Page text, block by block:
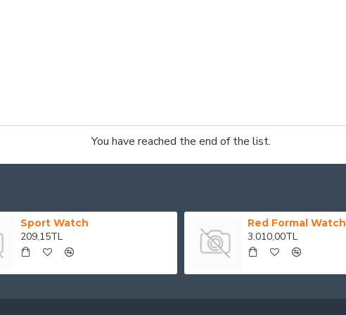
You have reached the end of the list.
Sport Watch
209,15TL
Red Formal Watch
3.010,00TL